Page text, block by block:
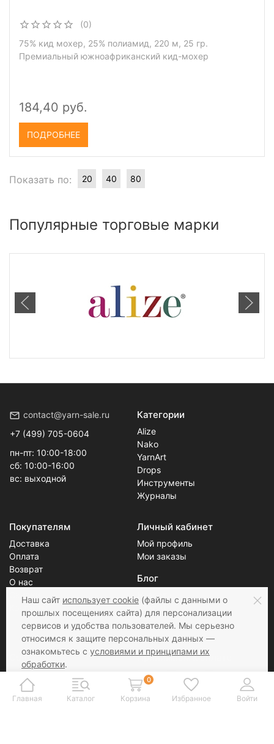
(0)
75% кид мохер, 25% полиамид, 220 м, 25 гр.
184,40 руб.
contact@yarn-sale.ru
+7 (499) 705-0604
пн-пт: 10:00-18:00
сб: 10:00-16:00
Категории
Alize
Nako
YarnArt
Drops
Инструменты
Покупателям
Доставка
Оплата
Возврат
О нас
Скидки
Контакты
Личный кабинет
Мой профиль
Мои заказы
Блог
Новости
Статьи
Соцсети Принимаем к оплате
Наш сайт использует cookie (файлы с данными о
прошлых посещениях сайта) для персонализации
сервисов и удобства пользователей. Мы серьезно
относимся к защите персональных данных —
ознакомьтесь с условиями и принципами их
обработки.
Вы можете запретить сохранение cookie в
настройках своего браузера.
Главная Каталог
0
Корзина Избранное Войти